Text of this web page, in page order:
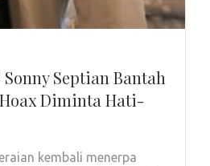
Septian Bantah
Diminta Hati-
kembali menerpa